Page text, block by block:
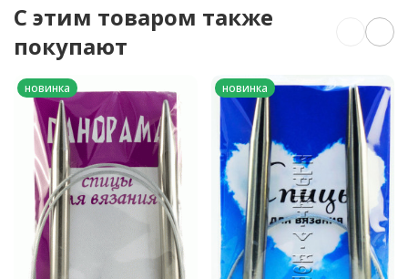
C этим товаром также
покупают
новинка новинка